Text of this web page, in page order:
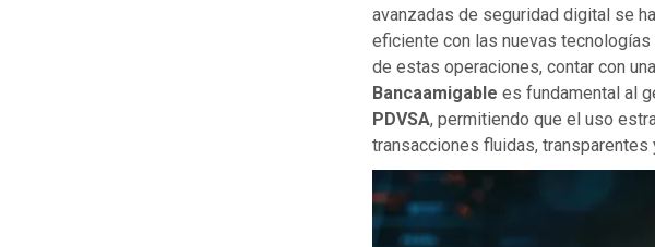
avanzadas de seguridad digital se
eficiente con las nuevas
de estas operaciones, contar con
Bancaamigable es fundamental al
PDVSA, permitiendo que el uso
transacciones fluidas,